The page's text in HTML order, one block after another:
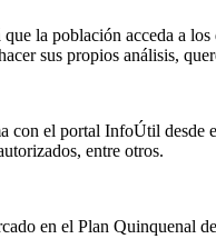
la población acceda a
sus propios análisis,
el portal InfoÚtil desde
entre otros.
en el Plan Quinquenal